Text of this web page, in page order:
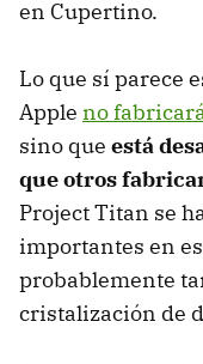
en Cupertino.
Lo que sí parece
Apple no
sino que está
que otros
Project Titan se
importantes en
probablemente
cristalización de